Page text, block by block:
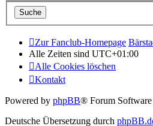
Zur Fanclub-Homepage
Alle Zeiten sind UTC+01:00
Alle Cookies löschen
Kontakt
Powered by phpBB® Forum
Deutsche Übersetzung durch